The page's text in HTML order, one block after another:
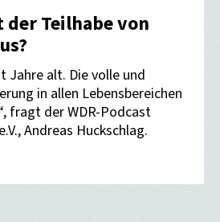
Teilhabe von
Jahre alt. Die volle und
in allen Lebensbereichen
fragt der WDR-Podcast
Andreas Huckschlag.